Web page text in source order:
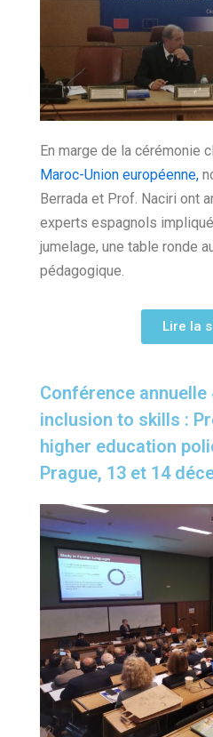
En marge de la cérémonie
Maroc-Union européenne,
Berrada et Prof. Naciri ont
experts espagnols
jumelage, une table ronde
pédagogique.
Lire la
Conférence annuelle
inclusion to skills :
higher education
Prague, 13 et 14